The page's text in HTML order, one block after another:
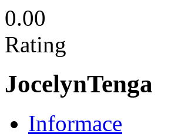
0.00
Rating
JocelynTenga
Informace